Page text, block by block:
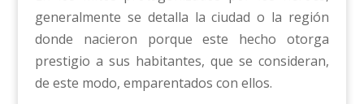
generalmente se detalla la ciudad o la región
donde nacieron porque este hecho otorga
prestigio a sus habitantes, que se consideran,
de este modo, emparentados con ellos.